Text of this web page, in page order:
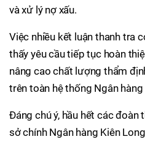
và xử lý nợ xấu.
Việc nhiều kết luận thanh tra
thấy yêu cầu tiếp tục hoàn
nâng cao chất lượng thẩm
trên toàn hệ thống Ngân hàng
Đáng chú ý, hầu hết các đoàn
sở chính Ngân hàng Kiên